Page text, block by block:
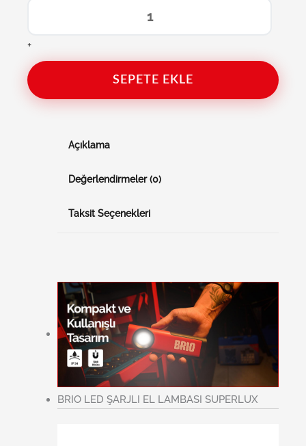
+
SEPETE EKLE
Açıklama
Değerlendirmeler (0)
Taksit Seçenekleri
BRIO LED ŞARJLI EL LAMBASI SUPERLUX